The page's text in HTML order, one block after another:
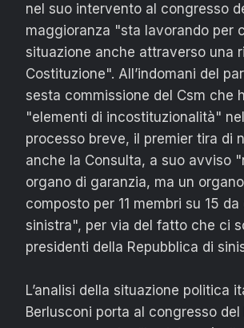
nel suo intervento al congresso
maggioranza "sta lavorando per
situazione anche attraverso una
Costituzione". All’indomani del
sesta commissione del Csm che
"elementi di incostituzionalità"
processo breve, il premier tira di
anche la Consulta, a suo avviso
organo di garanzia, ma un
composto per 11 membri su 15
sinistra", per via del fatto che ci
presidenti della Repubblica di
L’analisi della situazione politica
Berlusconi porta al congresso del